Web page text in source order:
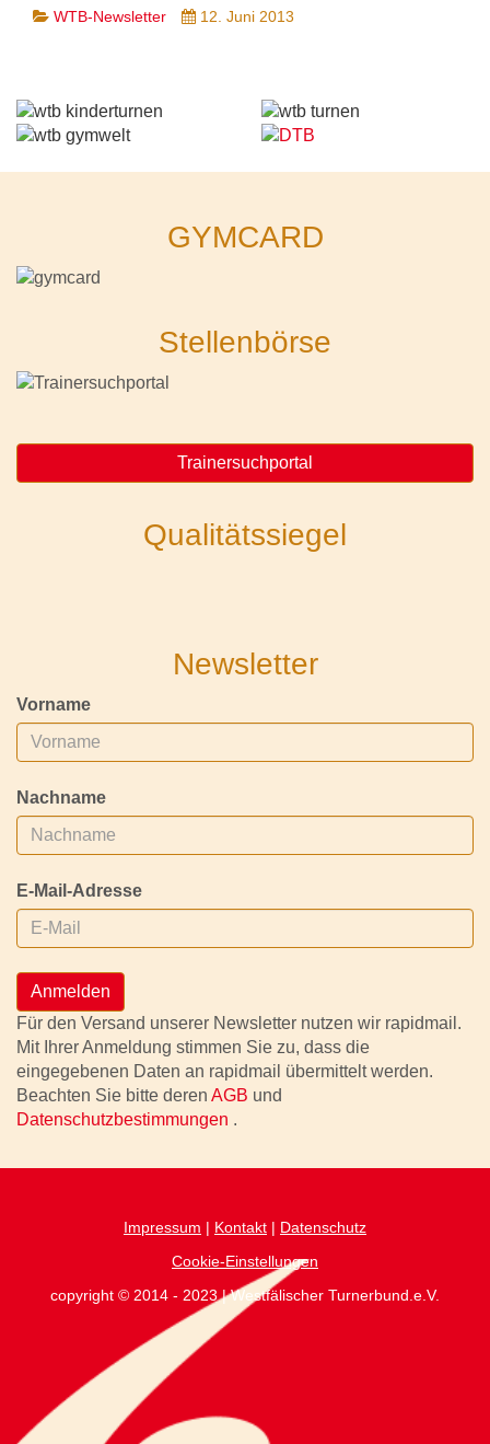
WTB-Newsletter 12. Juni 2013
GYMCARD
Stellenbörse
Trainersuchportal
Qualitätssiegel
Newsletter
Vorname
Nachname
E-Mail-Adresse
Anmelden
Für den Versand unserer Newsletter nutzen wir rapidmail.
Mit Ihrer Anmeldung stimmen Sie zu, dass die
eingegebenen Daten an rapidmail übermittelt werden.
Beachten Sie bitte deren AGB und
Datenschutzbestimmungen .
Impressum | Kontakt | Datenschutz
Cookie-Einstellungen
copyright © 2014 - 2023 | Westfälischer Turnerbund.e.V.